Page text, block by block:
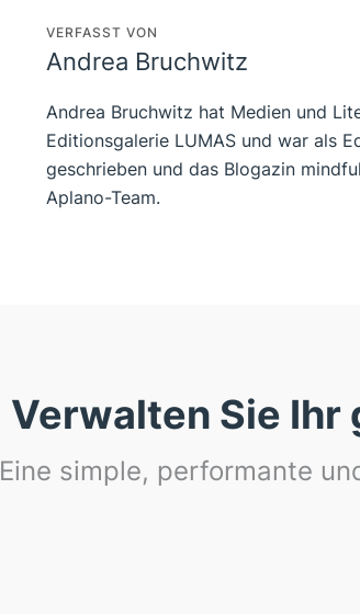
VERFASST VON
Andrea Bruchwitz
Andrea Bruchwitz hat Medien und
Editionsgalerie LUMAS und war als
geschrieben und das Blogazin
Aplano-Team.
Verwalten Sie Ihr
Eine simple, performante